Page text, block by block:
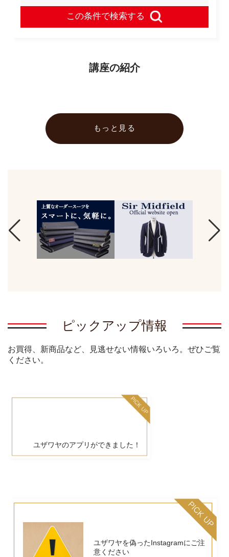
この条件で検索する
講座の紹介
もっと見る
ピックアップ情報
お買得、新商品など、見逃せない情報いろいろ。ぜひご覧
ください。
ユザワヤのアプリができました！
ユザワヤを偽ったInstagramにご注
意ください